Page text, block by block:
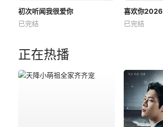
初次听闻我很爱你
已完结
喜欢你2026
已完结
正在热播